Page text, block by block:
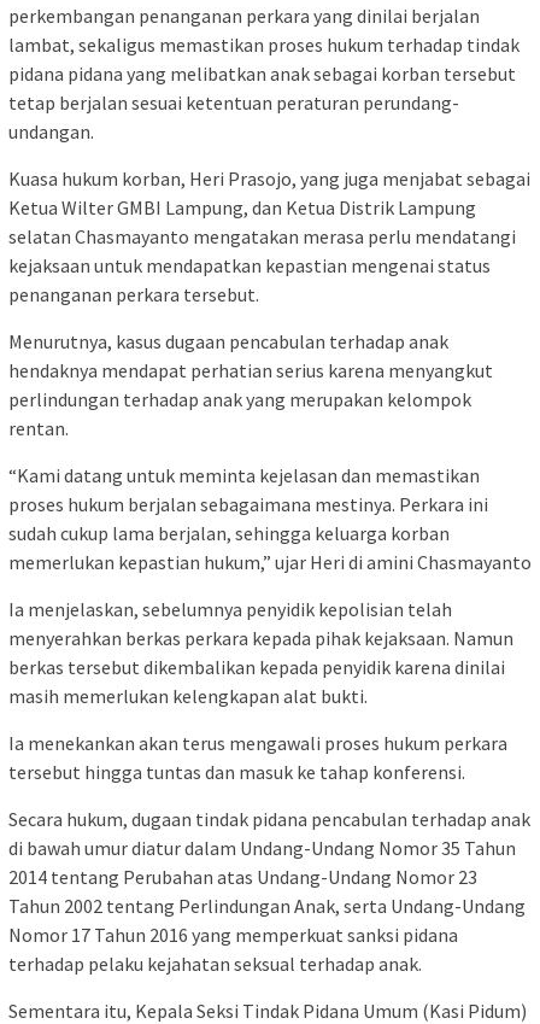
perkembangan penanganan perkara yang dinilai berjalan
lambat, sekaligus memastikan proses hukum terhadap tindak
pidana pidana yang melibatkan anak sebagai korban tersebut
tetap berjalan sesuai ketentuan peraturan perundang-
undangan.
Kuasa hukum korban, Heri Prasojo, yang juga menjabat sebagai
Ketua Wilter GMBI Lampung, dan Ketua Distrik Lampung
selatan Chasmayanto mengatakan merasa perlu mendatangi
kejaksaan untuk mendapatkan kepastian mengenai status
penanganan perkara tersebut.
Menurutnya, kasus dugaan pencabulan terhadap anak
hendaknya mendapat perhatian serius karena menyangkut
perlindungan terhadap anak yang merupakan kelompok
rentan.
“Kami datang untuk meminta kejelasan dan memastikan
proses hukum berjalan sebagaimana mestinya. Perkara ini
sudah cukup lama berjalan, sehingga keluarga korban
memerlukan kepastian hukum,” ujar Heri di amini Chasmayanto
Ia menjelaskan, sebelumnya penyidik ​​kepolisian telah
menyerahkan berkas perkara kepada pihak kejaksaan. Namun
berkas tersebut dikembalikan kepada penyidik ​​karena dinilai
masih memerlukan kelengkapan alat bukti.
Ia menekankan akan terus mengawali proses hukum perkara
tersebut hingga tuntas dan masuk ke tahap konferensi.
Secara hukum, dugaan tindak pidana pencabulan terhadap anak
di bawah umur diatur dalam Undang-Undang Nomor 35 Tahun
2014 tentang Perubahan atas Undang-Undang Nomor 23
Tahun 2002 tentang Perlindungan Anak, serta Undang-Undang
Nomor 17 Tahun 2016 yang memperkuat sanksi pidana
terhadap pelaku kejahatan seksual terhadap anak.
Sementara itu, Kepala Seksi Tindak Pidana Umum (Kasi Pidum)